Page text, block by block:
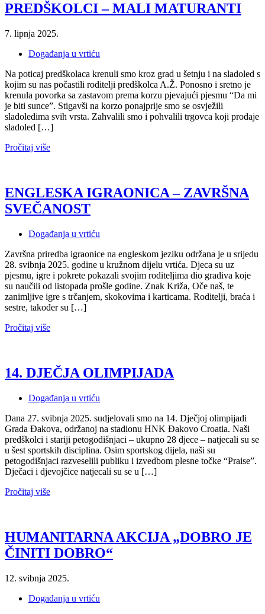
PREDŠKOLCI – MALI MATURANTI
7. lipnja 2025.
Događanja u vrtiću
Na poticaj predškolaca krenuli smo kroz grad u šetnju i na sladoled s
kojim su nas počastili roditelji predškolca A.Ž. Ponosno i sretno je
krenula povorka sa zastavom prema korzu pjevajući pjesmu “Da mi
je biti sunce”. Stigavši na korzo ponajprije smo se osvježili
sladoledima svih vrsta. Zahvalili smo i pohvalili trgovca koji prodaje
sladoled […]
Pročitaj više
ENGLESKA IGRAONICA – ZAVRŠNA
SVEČANOST
Događanja u vrtiću
Završna priredba igraonice na engleskom jeziku održana je u srijedu
28. svibnja 2025. godine u kružnom dijelu vrtića. Djeca su uz
pjesmu, igre i pokrete pokazali svojim roditeljima dio gradiva koje
su naučili od listopada prošle godine. Znak Križa, Oče naš, te
zanimljive igre s trčanjem, skokovima i karticama. Roditelji, braća i
sestre, također su […]
Pročitaj više
14. DJEČJA OLIMPIJADA
Događanja u vrtiću
Dana 27. svibnja 2025. sudjelovali smo na 14. Dječjoj olimpijadi
Grada Đakova, održanoj na stadionu HNK Đakovo Croatia. Naši
predškolci i stariji petogodišnjaci – ukupno 28 djece – natjecali su se
u šest sportskih disciplina. Osim sportskog dijela, naši su
petogodišnjaci razveselili publiku i izvedbom plesne točke “Praise”.
Dječaci i djevojčice natjecali su se u […]
Pročitaj više
HUMANITARNA AKCIJA „DOBRO JE
ČINITI DOBRO“
12. svibnja 2025.
Događanja u vrtiću